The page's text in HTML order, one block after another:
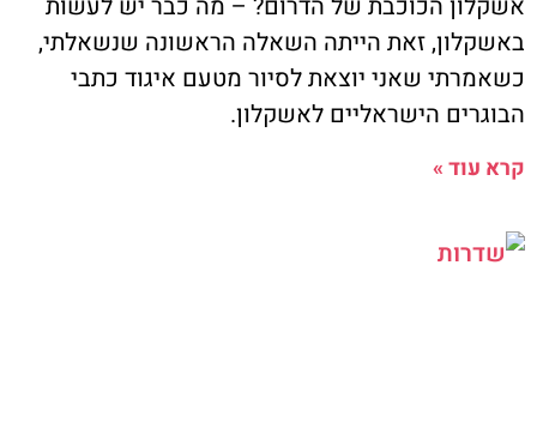
באשקלון, זאת הייתה השאלה הראשונה שנשאלתי,
כשאמרתי שאני יוצאת לסיור מטעם איגוד כתבי
הבוגרים הישראליים לאשקלון.
קרא עוד »